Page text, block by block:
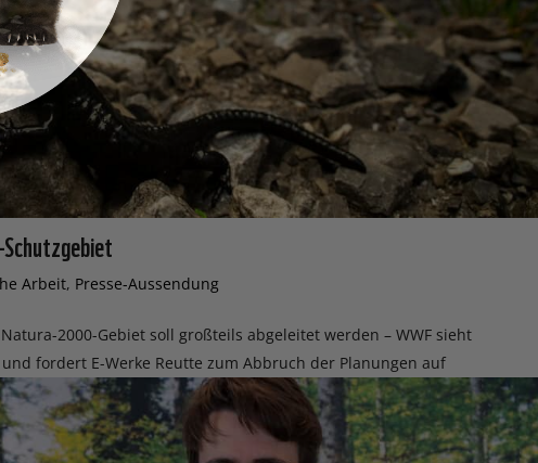
Arbeit, Presse-Aussendung
2000-Gebiet soll großteils abgeleitet werden – WWF sieht
fordert E-Werke Reutte zum Abbruch der Planungen auf